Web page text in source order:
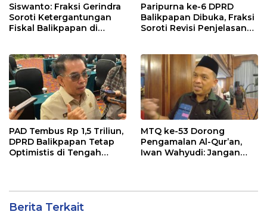
Siswanto: Fraksi Gerindra
Soroti Ketergantungan
Fiskal Balikpapan di
Paripurna ke-6 DPRD
Balikpapan Dibuka, Fraksi
Soroti Revisi Penjelasan
PAD Tembus Rp 1,5 Triliun,
DPRD Balikpapan Tetap
Optimistis di Tengah
MTQ ke-53 Dorong
Pengamalan Al-Qur’an,
Iwan Wahyudi: Jangan
Berita Terkait